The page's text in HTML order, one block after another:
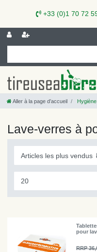
+33 (0)1 70 72
Aller à la page d’accueil Hygiène
Lave-verres à
pour
RRP